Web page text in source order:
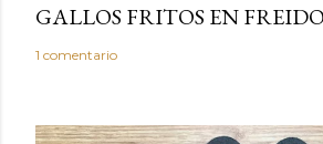
GALLOS FRITOS EN
1 comentario